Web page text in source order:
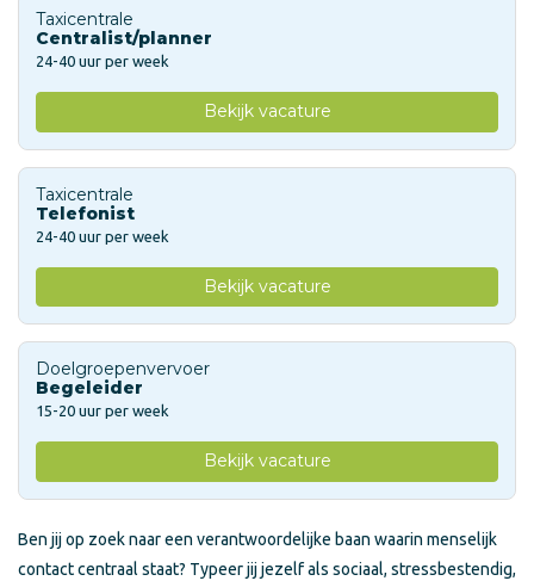
Taxicentrale
Centralist/planner
24-40 uur per week
Bekijk vacature
Taxicentrale
Telefonist
24-40 uur per week
Bekijk vacature
Doelgroepenvervoer
Begeleider
15-20 uur per week
Bekijk vacature
Ben jij op zoek naar een verantwoordelijke baan waarin menselijk
contact centraal staat? Typeer jij jezelf als sociaal, stressbestendig,